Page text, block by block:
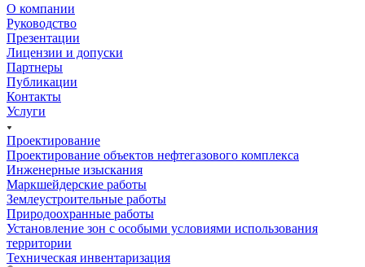
О компании
Руководство
Презентации
Лицензии и допуски
Партнеры
Публикации
Контакты
Услуги
Проектирование
Проектирование объектов нефтегазового комплекса
Инженерные изыскания
Маркшейдерские работы
Землеустроительные работы
Природоохранные работы
Установление зон с особыми условиями использования
территории
Техническая инвентаризация